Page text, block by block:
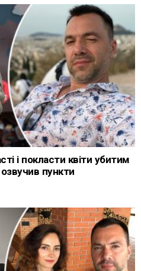
і покласти квіти убитим
пункти